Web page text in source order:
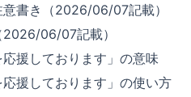
書き（2026/06/07記載）
06/07記載）
応援しております」の意味
応援しております」の使い方